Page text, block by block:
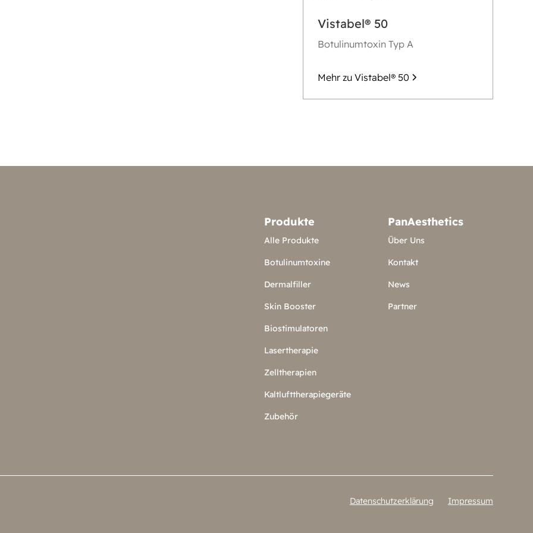
Vistabel® 50
Botulinumtoxin Typ A
Mehr zu Vistabel® 50
Produkte
Alle Produkte
Botulinumtoxine
Dermalfiller
Skin Booster
Biostimulatoren
Lasertherapie
Zelltherapien
Kaltlufttherapiegeräte
Zubehör
PanAesthetics
Über Uns
Kontakt
News
Partner
Datenschutzerklärung Impressum